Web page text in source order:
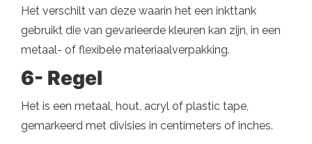
Het verschilt van deze waarin het een inkttank
gebruikt die van gevarieerde kleuren kan zijn, in een
metaal- of flexibele materiaalverpakking.
6- Regel
Het is een metaal, hout, acryl of plastic tape,
gemarkeerd met divisies in centimeters of inches.